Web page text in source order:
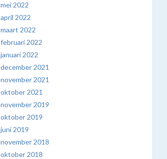
mei 2022
april 2022
maart 2022
februari 2022
januari 2022
december 2021
november 2021
oktober 2021
november 2019
oktober 2019
juni 2019
november 2018
oktober 2018